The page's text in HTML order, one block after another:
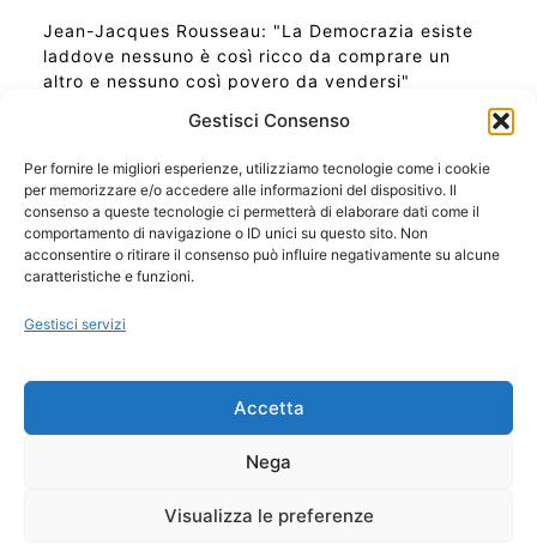
Gestisci Consenso
Per fornire le migliori esperienze, utilizziamo tecnologie come i cookie
per memorizzare e/o accedere alle informazioni del dispositivo. Il
consenso a queste tecnologie ci permetterà di elaborare dati come il
comportamento di navigazione o ID unici su questo sito. Non
acconsentire o ritirare il consenso può influire negativamente su alcune
caratteristiche e funzioni.
Gestisci servizi
Accetta
Nega
Visualizza le preferenze
Jean-Jacques Rousseau: "La Democrazia esiste
laddove nessuno è così ricco da comprare un
altro e nessuno così povero da vendersi"
Ora Esatta in Italia in questo momento
Ti Senti Strano Ultimamente? Potrebbe Essere per
la Risonanza di Schumann
Come Sapere Se Stai Ascendendo alla Quinta
Copyright 2026 NotiziePlus.com
📰 Contenuto Umano Verificato
Privacy Coockie
Pubblicità